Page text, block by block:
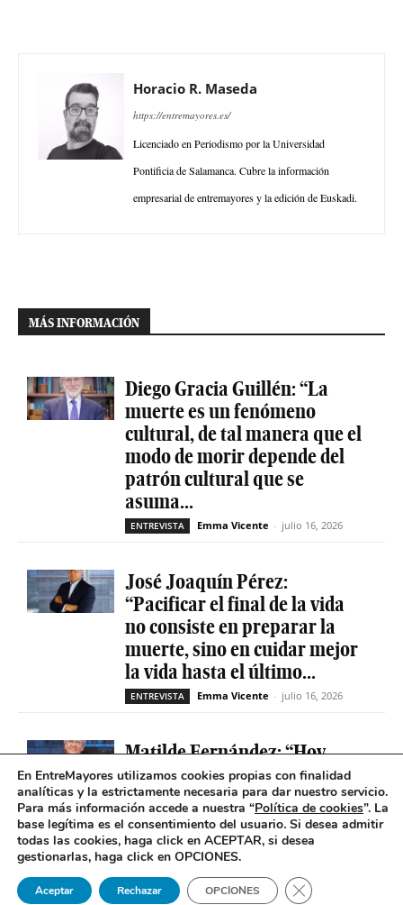
Horacio R. Maseda
https://entremayores.es/
Licenciado en Periodismo por la Universidad
Pontificia de Salamanca. Cubre la información
empresarial de entremayores y la edición de Euskadi.
MÁS INFORMACIÓN
Diego Gracia Guillén: “La
muerte es un fenómeno
cultural, de tal manera que el
modo de morir depende del
patrón cultural que se
asuma...
ENTREVISTA Emma Vicente - julio 16, 2026
José Joaquín Pérez:
“Pacificar el final de la vida
no consiste en preparar la
muerte, sino en cuidar mejor
la vida hasta el último...
ENTREVISTA Emma Vicente - julio 16, 2026
Matilde Fernández: “Hoy
conocemos mucho mejor la
soledad que molesta y duele y
nuestro observatorio ha sido
decisivo”
Marta S. Massó - junio 8, 2026
En EntreMayores utilizamos cookies propias con finalidad
analíticas y la estrictamente necesaria para dar nuestro servicio.
Para más información accede a nuestra “Política de cookies”. La
base legítima es el consentimiento del usuario. Si desea admitir
todas las cookies, haga click en ACEPTAR, si desea
gestionarlas, haga click en OPCIONES.
Aceptar Rechazar OPCIONES Cerrar el banner